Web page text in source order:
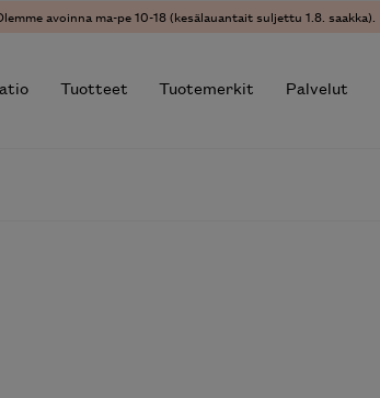
avoinna ma-pe 10-18 (kesälauantait suljettu 1.8. saakka).
Tuotteet Tuotemerkit Palvelut